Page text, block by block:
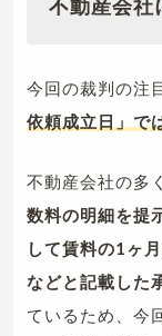
不動産会社
今回の裁判の注
依頼成立日」で
不動産会社の多
数料の明細を提
して賃料の1ヶ
などと記載した
ているため、今